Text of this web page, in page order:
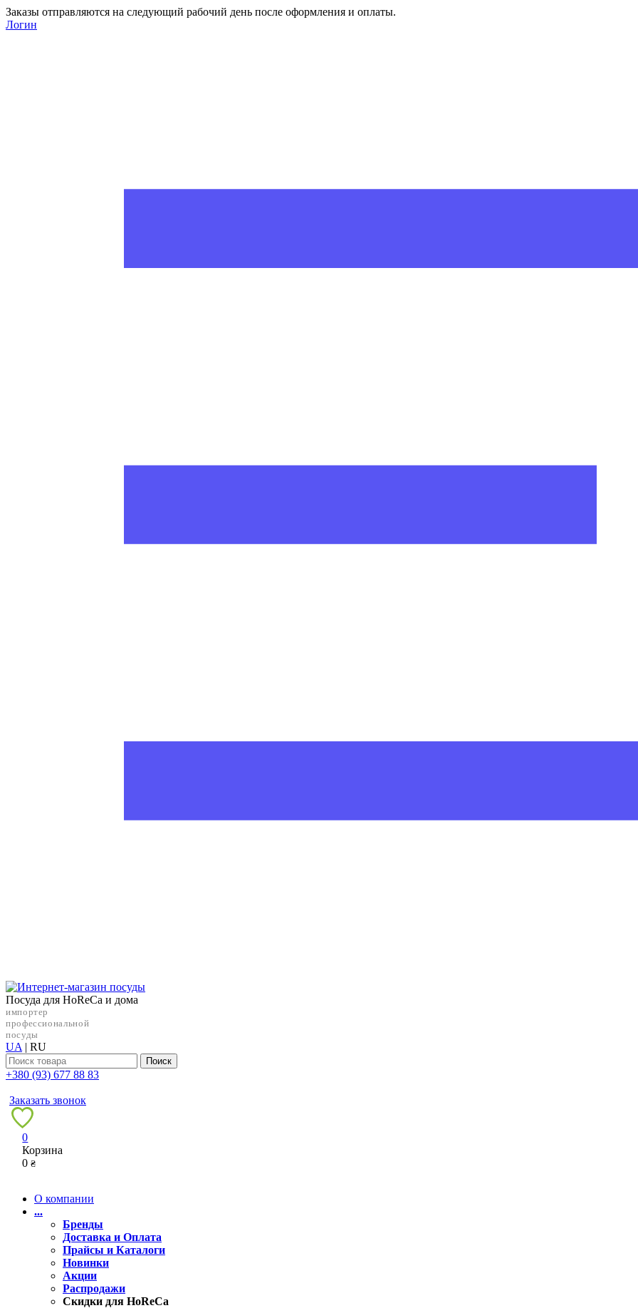
Заказы отправляются на следующий рабочий день после оформления и оплаты.
Логин
Посуда для HoReCa и дома
импортер
профессиональной
посуды
UA | RU
Поиск
+38‎0 (93) 677 88 83
Заказать звонок
0
Корзина
0₴
О компании
...
Бренды
Доставка и Оплата
Прайсы и Каталоги
Новинки
Акции
Распродажи
Скидки для HoReCa